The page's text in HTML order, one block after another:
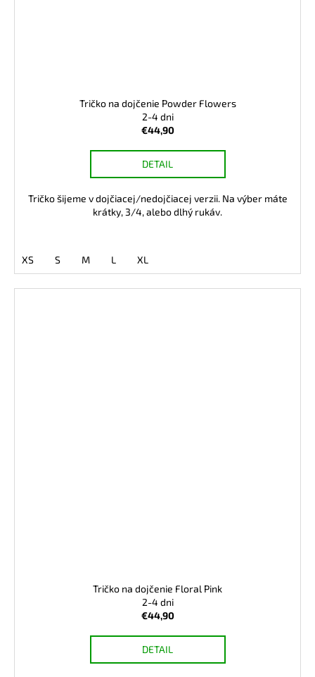
Tričko na dojčenie Powder Flowers
2-4 dni
€44,90
DETAIL
Tričko šijeme v dojčiacej/nedojčiacej verzii. Na výber máte
krátky, 3/4, alebo dlhý rukáv.
XS S M L XL
Tričko na dojčenie Floral Pink
2-4 dni
€44,90
DETAIL